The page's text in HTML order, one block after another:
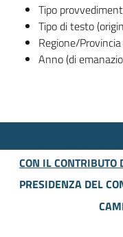
Tipo
Tipo di testo
Regione/
Anno (di
CON IL CONTRIBUTO
PRESIDENZA DEL